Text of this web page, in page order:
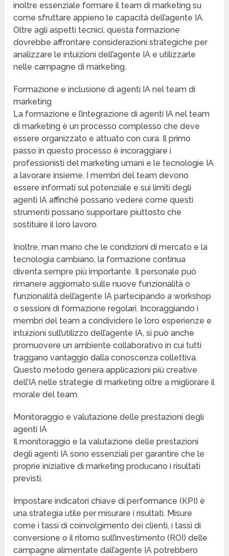
inoltre essenziale formare il team di marketing su
come sfruttare appieno le capacità dell’agente IA.
Oltre agli aspetti tecnici, questa formazione
dovrebbe affrontare considerazioni strategiche per
analizzare le intuizioni dell’agente IA e utilizzarle
nelle campagne di marketing.
Formazione e inclusione di agenti IA nel team di
marketing
La formazione e l’integrazione di agenti IA nel team
di marketing è un processo complesso che deve
essere organizzato e attuato con cura. Il primo
passo in questo processo è incoraggiare i
professionisti del marketing umani e le tecnologie IA
a lavorare insieme. I membri del team devono
essere informati sul potenziale e sui limiti degli
agenti IA affinché possano vedere come questi
strumenti possano supportare piuttosto che
sostituire il loro lavoro.
Inoltre, man mano che le condizioni di mercato e la
tecnologia cambiano, la formazione continua
diventa sempre più importante. Il personale può
rimanere aggiornato sulle nuove funzionalità o
funzionalità dell’agente IA partecipando a workshop
o sessioni di formazione regolari. Incoraggiando i
membri del team a condividere le loro esperienze e
intuizioni sull’utilizzo dell’agente IA, si può anche
promuovere un ambiente collaborativo in cui tutti
traggano vantaggio dalla conoscenza collettiva.
Questo metodo genera applicazioni più creative
dell’IA nelle strategie di marketing oltre a migliorare il
morale del team.
Monitoraggio e valutazione delle prestazioni degli
agenti IA
Il monitoraggio e la valutazione delle prestazioni
degli agenti IA sono essenziali per garantire che le
proprie iniziative di marketing producano i risultati
previsti.
Impostare indicatori chiave di performance (KPI) è
una strategia utile per misurare i risultati. Misure
come i tassi di coinvolgimento dei clienti, i tassi di
conversione o il ritorno sull’investimento (ROI) delle
campagne alimentate dall’agente IA potrebbero